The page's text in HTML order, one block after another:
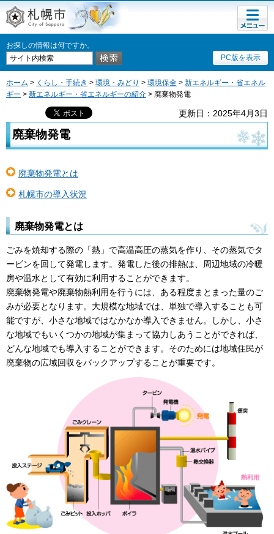
札幌市
お探しの情報は何ですか。
PC版を表示
メニュ
ー
ホーム > くらし・手続き > 環境・みどり > 環境保全 > 新エネルギー・省エネル
ギー > 新エネルギー・省エネルギーの紹介 > 廃棄物発電
更新日：2025年4月3日
廃棄物発電
廃棄物発電とは
札幌市の導入状況
廃棄物発電とは
ごみを焼却する際の「熱」で高温高圧の蒸気を作り、その蒸気でタ
ービンを回して発電します。発電した後の排熱は、周辺地域の冷暖
房や温水として有効に利用することができます。
廃棄物発電や廃棄物熱利用を行うには、ある程度まとまった量のご
みが必要となります。大規模な地域では、単独で導入することも可
能ですが、小さな地域ではなかなか導入できません。しかし、小さ
な地域でもいくつかの地域が集まって協力しあうことができれば、
どんな地域でも導入することができます。そのためには地域住民が
廃棄物の広域回収をバックアップすることが重要です。